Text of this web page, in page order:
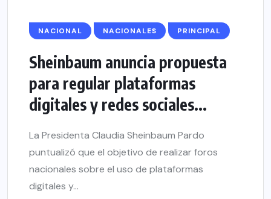
NACIONAL NACIONALES PRINCIPAL
Sheinbaum anuncia propuesta
para regular plataformas
digitales y redes sociales...
La Presidenta Claudia Sheinbaum Pardo
puntualizó que el objetivo de realizar foros
nacionales sobre el uso de plataformas
digitales y...